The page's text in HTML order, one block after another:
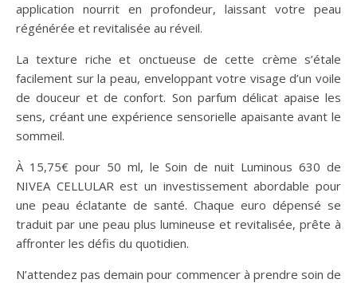
application nourrit en profondeur, laissant votre peau
régénérée et revitalisée au réveil.
La texture riche et onctueuse de cette crème s’étale
facilement sur la peau, enveloppant votre visage d’un voile
de douceur et de confort. Son parfum délicat apaise les
sens, créant une expérience sensorielle apaisante avant le
sommeil.
À 15,75€ pour 50 ml, le Soin de nuit Luminous 630 de
NIVEA CELLULAR est un investissement abordable pour
une peau éclatante de santé. Chaque euro dépensé se
traduit par une peau plus lumineuse et revitalisée, prête à
affronter les défis du quotidien.
N’attendez pas demain pour commencer à prendre soin de